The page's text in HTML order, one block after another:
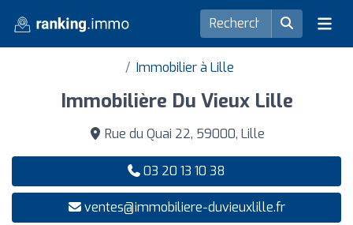
Immobilier à Lille
Immobilière Du Vieux Lille
Rue du Quai 22, 59000, Lille
03 20 13 10 38
ventes@immobiliere-duvieuxlille.fr